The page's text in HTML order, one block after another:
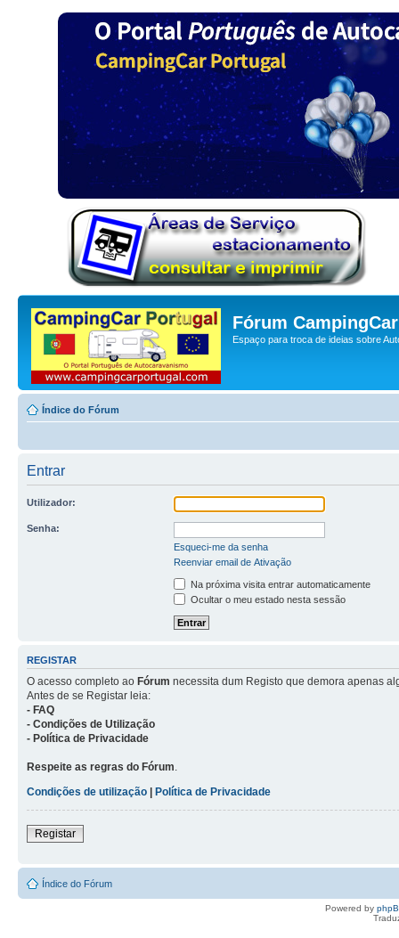
Fórum
Espaço para troca de ideias sobre
Índice do Fórum
Entrar
Utilizador:
Senha:
Esqueci-me da senha
Reenviar email de Ativação
Na próxima visita entrar automaticamente
Ocultar o meu estado nesta sessão
REGISTAR
O acesso completo ao Fórum necessita dum Registo que demora apenas
Antes de se Registar leia:
- FAQ
- Condições de Utilização
- Política de Privacidade
Respeite as regras do Fórum
Condições de utilização | Política de Privacidade
Registar
Índice do Fórum
Powered by